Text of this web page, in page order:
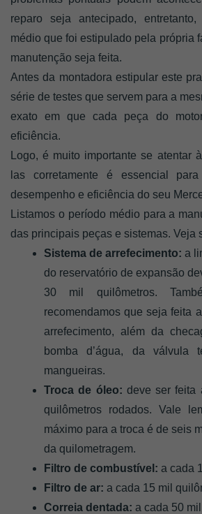
reparo seja antecipado,
médio que foi estipulado pela própria
manutenção seja feita.
Antes da montadora estipular este
série de testes que servem para a
exato em que cada peça do
eficiência.
Logo, é muito importante se atentar
las corretamente é essencial
desempenho e eficiência do seu
Listamos o período médio para a
das principais peças e sistemas. Veja
Sistema de arrefecimento: a
do reservatório de expansão
30 mil quilômetros.
recomendamos que seja feita
arrefecimento, além da
bomba d’água, da válvula
mangueiras.
Troca de óleo: deve ser feita
quilômetros rodados. Vale
máximo para a troca é de seis
da quilometragem.
Filtro de combustível: a cada
Filtro de ar: a cada 15 mil
Correia dentada: a cada 50